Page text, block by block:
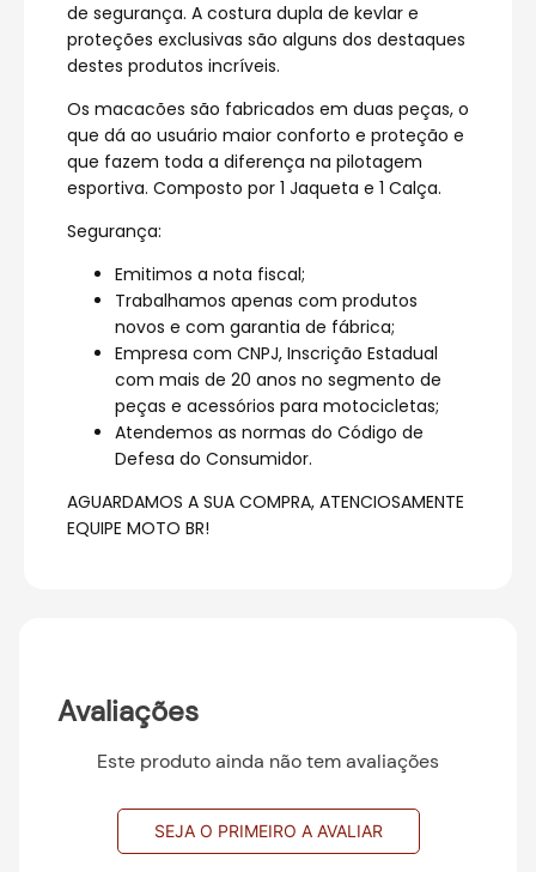
de segurança. A costura dupla de kevlar e
proteções exclusivas são alguns dos destaques
destes produtos incríveis.
Os macacões são fabricados em duas peças, o
que dá ao usuário maior conforto e proteção e
que fazem toda a diferença na pilotagem
esportiva. Composto por 1 Jaqueta e 1 Calça.
Segurança:
Emitimos a nota fiscal;
Trabalhamos apenas com produtos
novos e com garantia de fábrica;
Empresa com CNPJ, Inscrição Estadual
com mais de 20 anos no segmento de
peças e acessórios para motocicletas;
Atendemos as normas do Código de
Defesa do Consumidor.
AGUARDAMOS A SUA COMPRA, ATENCIOSAMENTE
EQUIPE MOTO BR!
Avaliações
Este produto ainda não tem avaliações
SEJA O PRIMEIRO A AVALIAR